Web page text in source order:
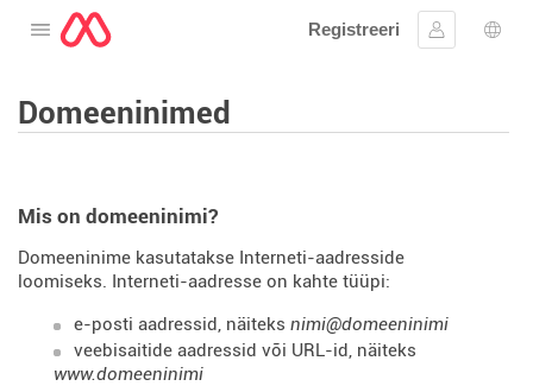
Avage menüü
Registreeri
Logi sisse
Domeeninimed
Mis on domeeninimi?
Domeeninime kasutatakse Interneti-aadresside
loomiseks. Interneti-aadresse on kahte tüüpi:
e-posti aadressid, näiteks nimi@domeeninimi
veebisaitide aadressid või URL-id, näiteks
www.domeeninimi